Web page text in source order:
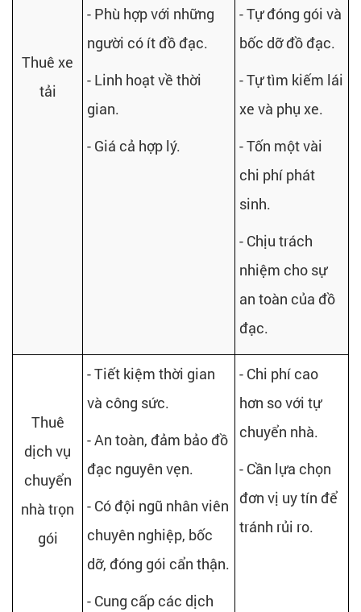
Thuê xe
tải
- Phù hợp với những
người có ít đồ đạc.
- Linh hoạt về thời
gian.
- Giá cả hợp lý.
- Tự đóng gói và
bốc dỡ đồ đạc.
- Tự tìm kiếm lái
xe và phụ xe.
- Tốn một vài
chi phí phát
sinh.
- Chịu trách
nhiệm cho sự
an toàn của đồ
đạc.
Thuê
dịch vụ
chuyển
nhà trọn
gói
- Tiết kiệm thời gian
và công sức.
- An toàn, đảm bảo đồ
đạc nguyên vẹn.
- Có đội ngũ nhân viên
chuyên nghiệp, bốc
dỡ, đóng gói cẩn thận.
- Cung cấp các dịch
- Chi phí cao
hơn so với tự
chuyển nhà.
- Cần lựa chọn
đơn vị uy tín để
tránh rủi ro.